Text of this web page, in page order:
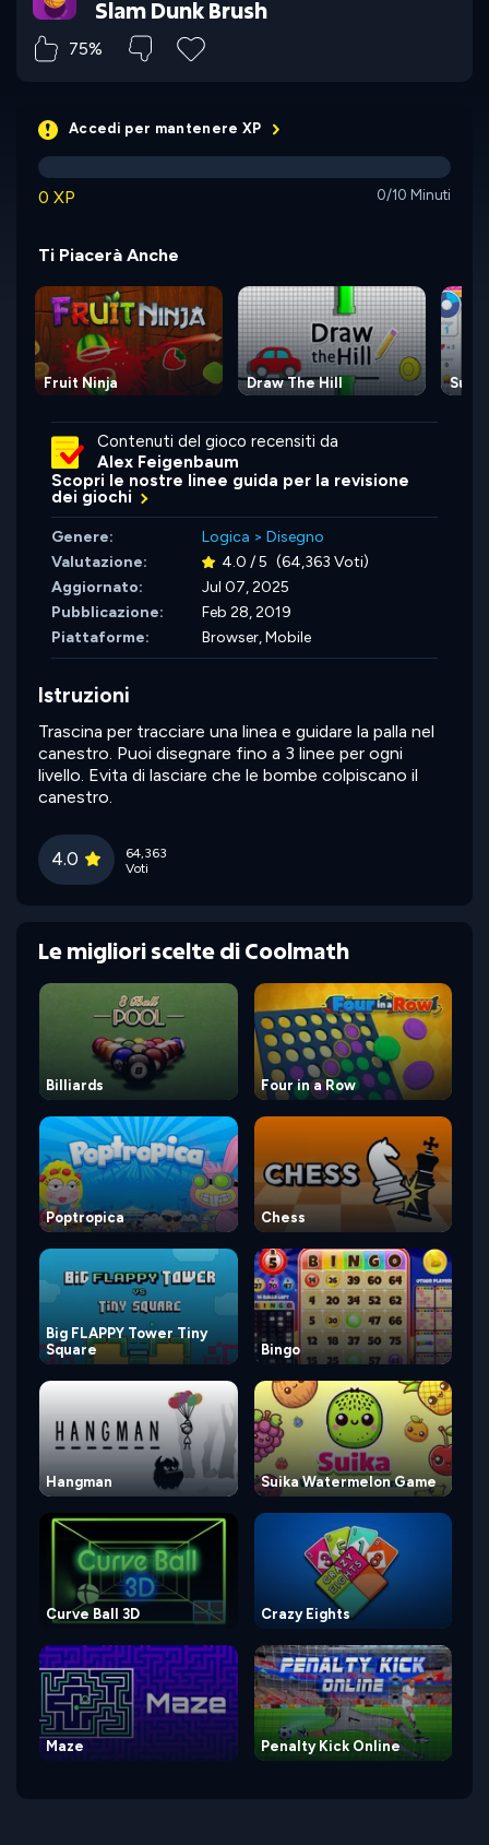
Slam Dunk Brush
75%
Accedi per mantenere XP
0 XP 0/10 Minuti
Ti Piacerà Anche
Fruit Ninja Draw The Hill
Contenuti del gioco recensiti da
Alex Feigenbaum
Scopri le nostre linee guida per la revisione
dei giochi
Genere: Logica > Disegno
Valutazione:
4.0 / 5 (64,363 Voti)
Aggiornato:
Jul 07, 2025
Pubblicazione:
Feb 28, 2019
Piattaforme:
Browser, Mobile
Istruzioni
Trascina per tracciare una linea e guidare la palla nel
canestro. Puoi disegnare fino a 3 linee per ogni
livello. Evita di lasciare che le bombe colpiscano il
canestro.
4.0
64,363
Voti
Le migliori scelte di Coolmath
Billiards Four in a Row
Poptropica Chess
Big FLAPPY Tower Tiny
Square
Bingo
Hangman Suika Watermelon Game
Curve Ball 3D Crazy Eights
Maze Penalty Kick Online